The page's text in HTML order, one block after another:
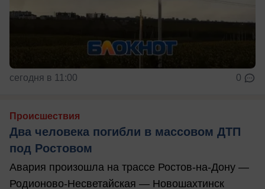
сегодня в 11:00 0
Происшествия
Два человека погибли в массовом ДТП
под Ростовом
Авария произошла на трассе Ростов-на-Дону —
Родионово-Несветайская — Новошахтинск